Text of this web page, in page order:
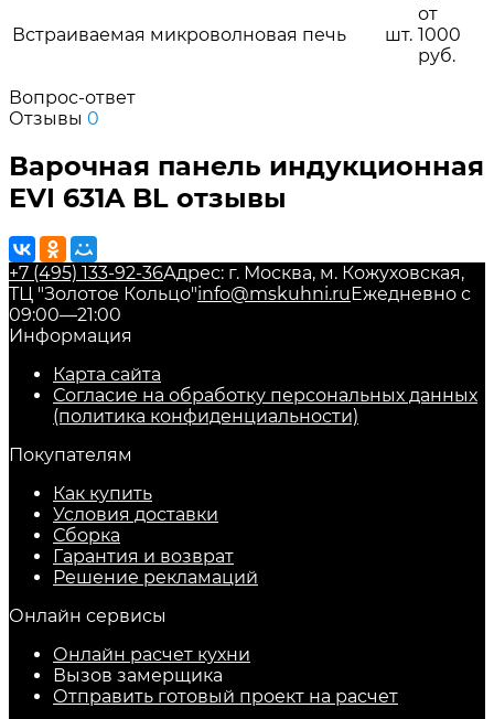
Встраиваемая микроволновая печь шт.
от
1000
руб.
Вопрос-ответ
Отзывы 0
Варочная панель индукционная
EVI 631A BL отзывы
+7 (495) 133-92-36Адрес: г. Москва, м. Кожуховская,
ТЦ "Золотое Кольцо"info@mskuhni.ru Ежедневно с
09:00—21:00
Информация
Карта сайта
Согласие на обработку персональных данных
(политика конфиденциальности)
Покупателям
Как купить
Условия доставки
Сборка
Гарантия и возврат
Решение рекламаций
Онлайн сервисы
Онлайн расчет кухни
Вызов замерщика
Отправить готовый проект на расчет